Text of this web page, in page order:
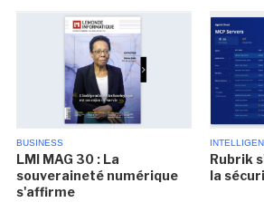
BUSINESS
LMI MAG 30 : La
souveraineté numérique
s'affirme
Rubrik
la